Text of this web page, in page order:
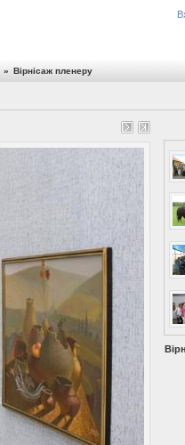
» Вірнісаж пленеру